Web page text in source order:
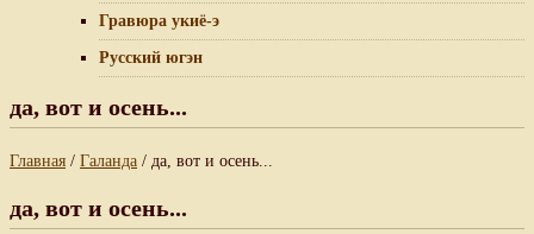
Гравюра укиё-э
Русский югэн
да, вот и осень...
Главная / Галанда / да, вот и осень...
да, вот и осень...